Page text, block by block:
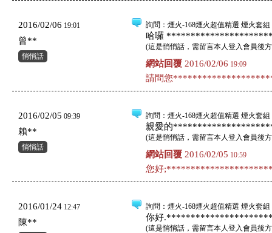
2016/02/06 19:01
曾**
悄悄話
詢問 ：煙火-168煙火超值精選 煙火套
哈囉
(這是悄悄話，需留言本人登入會員後
網站回覆 2016/02/06 19:09
請問您
2016/02/05 09:39
賴**
悄悄話
詢問 ：煙火-168煙火超值精選 煙火套
親愛的
(這是悄悄話，需留言本人登入會員後
網站回覆 2016/02/05 10:59
您好
2016/01/24 12:47
陳**
詢問 ：煙火-168煙火超值精選 煙火套
你好
(這是悄悄話，需留言本人登入會員後